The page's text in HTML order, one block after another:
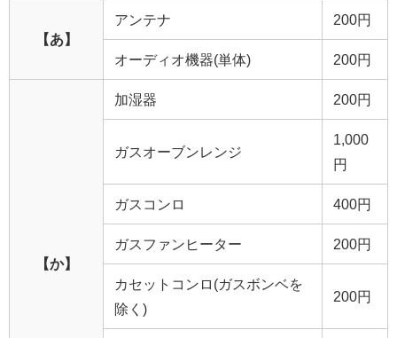
【あ】
アンテナ 200円
オーディオ機器(単体) 200円
【か】
加湿器 200円
ガスオーブンレンジ
1,000
円
ガスコンロ 400円
ガスファンヒーター 200円
カセットコンロ(ガスボンベを
除く)
200円